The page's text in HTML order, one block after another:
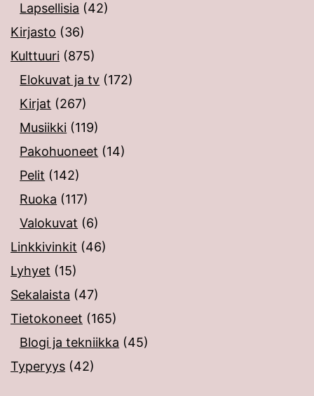
Lapsellisia (42)
Kirjasto (36)
Kulttuuri (875)
Elokuvat ja tv (172)
Kirjat (267)
Musiikki (119)
Pakohuoneet (14)
Pelit (142)
Ruoka (117)
Valokuvat (6)
Linkkivinkit (46)
Lyhyet (15)
Sekalaista (47)
Tietokoneet (165)
Blogi ja tekniikka (45)
Typeryys (42)